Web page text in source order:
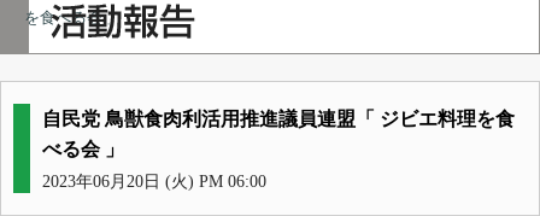
を食べる会 」
自民党 鳥獣食肉利活用推進議員連盟「 ジビエ料理を食
べる会 」
2023年06月20日 (火) PM 06:00